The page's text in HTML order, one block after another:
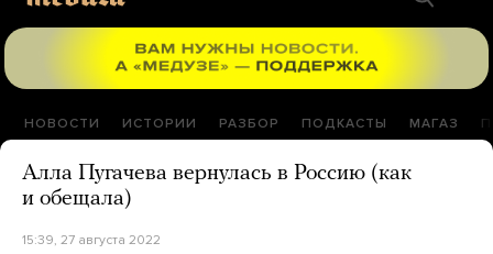
НОВОСТИ ИСТОРИИ РАЗБОР ПОДКАСТЫ МАГАЗ
Алла Пугачева вернулась в Россию (как
и обещала)
15:39, 27 августа 2022